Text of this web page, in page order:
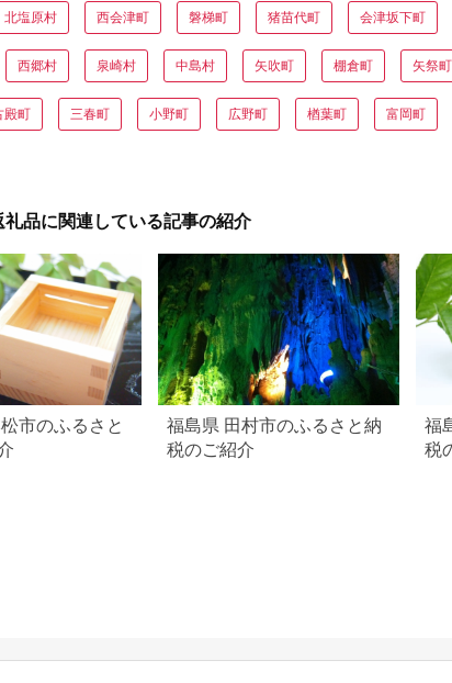
北塩原村 西会津町 磐梯町 猪苗代町 会津坂下町
西郷村 泉崎村 中島村 矢吹町 棚倉町 矢祭町
殿町 三春町 小野町 広野町 楢葉町 富岡町
礼品に関連している記事の紹介
市のふるさと
福島県 田村市のふるさと納
税のご紹介
福
税